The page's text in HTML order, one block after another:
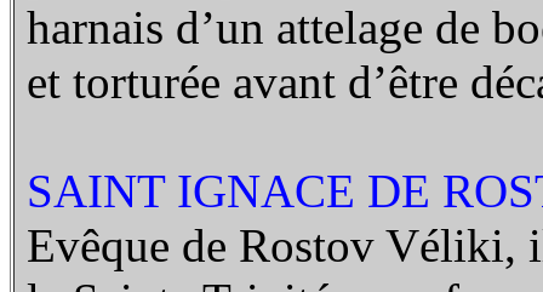
harnais d’un attelage de
et torturée avant d’être
SAINT IGNACE DE
Evêque de Rostov Véliki,